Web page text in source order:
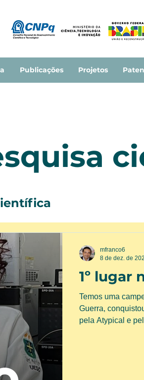
Publicações Projetos
1º lugar
Temos uma
Guerra,
pela Atypical e
mfranco6
8 de dez. de